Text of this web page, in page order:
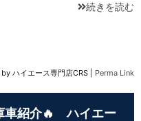
続きを読む
by ハイエース専門店CRS Perma Link
車紹介🔥 ハイエー